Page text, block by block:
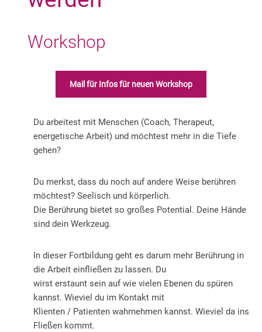
Workshop
Mail für Infos für neuen Workshop
Du arbeitest mit Menschen (Coach, Therapeut,
energetische Arbeit) und möchtest mehr in die Tiefe
gehen?
Du merkst, dass du noch auf andere Weise berühren
möchtest? Seelisch und körperlich.
Die Berührung bietet so großes Potential. Deine Hände
sind dein Werkzeug.
In dieser Fortbildung geht es darum mehr Berührung in
die Arbeit einfließen zu lassen. Du
wirst erstaunt sein auf wie vielen Ebenen du spüren
kannst. Wieviel du im Kontakt mit
Klienten / Patienten wahrnehmen kannst. Wieviel da ins
Fließen kommt.